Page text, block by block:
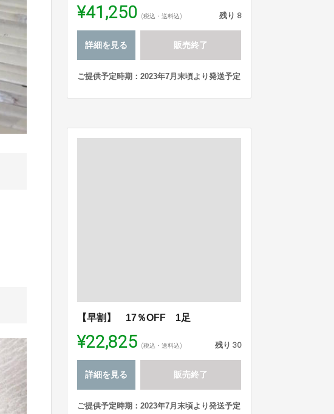
¥41,250 (税込・送料込) 残り 8
詳細を見る 販売終了
ご提供予定時期：2023年7月末頃より発送予定
【早割】 17％OFF 1足
¥22,825 (税込・送料込) 残り 30
詳細を見る 販売終了
ご提供予定時期：2023年7月末頃より発送予定